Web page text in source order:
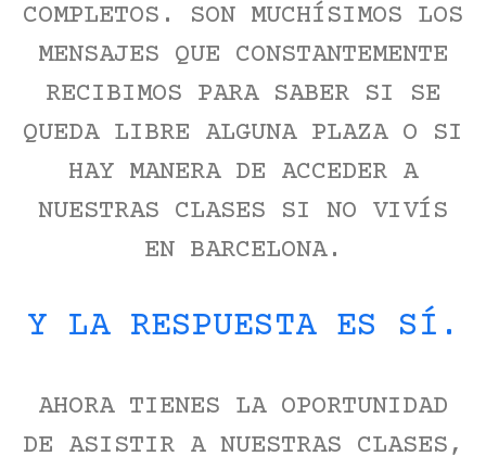
COMPLETOS. SON MUCHÍSIMOS LOS
MENSAJES QUE CONSTANTEMENTE
RECIBIMOS PARA SABER SI SE
QUEDA LIBRE ALGUNA PLAZA O SI
HAY MANERA DE ACCEDER A
NUESTRAS CLASES SI NO VIVÍS
EN BARCELONA.
Y LA RESPUESTA ES SÍ.
AHORA TIENES LA OPORTUNIDAD
DE ASISTIR A NUESTRAS CLASES,